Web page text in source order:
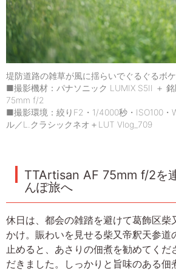
堤防道路の雑草が風に揺らいでぐるぐるボ
■撮影機材：パナソニック LUMIX S5II ＋
75mm f/2
■撮影環境：絞りF2・1/4000秒・ISO100・
ル／L.クラシックネオ＋LUT Vlog_709
TTArtisan AF 75mm f/2を
んぽ旅へ
休日は、都会の雑踏を避けて葛飾区柴
かけ。賑わいを見せる柴又帝釈天参道
止めると、あさりの佃煮を勧めてくだ
だきました。しっかりと旨味のある佃